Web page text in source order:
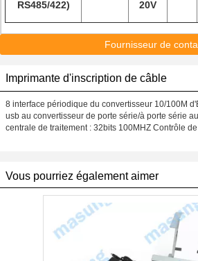
RS485/422)
20V
Fournisseur de
Imprimante d'inscription de câble
8 interface périodique du convertisseur 10/100M
usb au convertisseur de porte série/à porte série
centrale de traitement : 32bits 100MHZ Contrôle
Vous pourriez également aimer